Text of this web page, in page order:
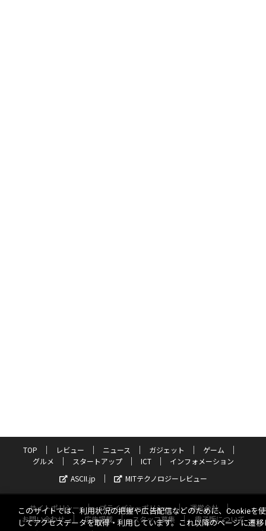
TOP レビュー ニュース ガジェット
ゲーム
グルメ
スタートアップ ICT
インフォメーション
ASCII.jp
MITテクノロジーレビュー
サイトポリシー プライバシーポリシー
運営会社
お問い合わせ
広告掲載 スタッフ募集 電子版について
このサイトでは、利用状況の把握や広告配信などのために、Cookieを
してアクセスデータを取得・利用しています。これ以降のページに遷移